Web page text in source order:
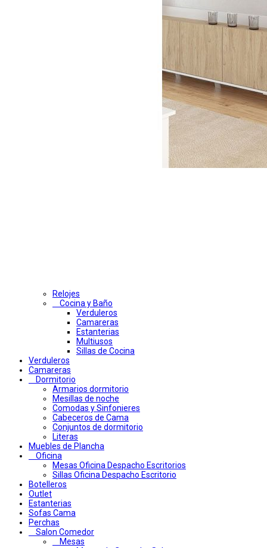
Relojes
Cocina y Baño
Verduleros
Camareras
Estanterias
Multiusos
Sillas de Cocina
Verduleros
Camareras
Dormitorio
Armarios dormitorio
Mesillas de noche
Comodas y Sinfonieres
Cabeceros de Cama
Conjuntos de dormitorio
Literas
Muebles de Plancha
Oficina
Mesas Oficina Despacho Escritorios
Sillas Oficina Despacho Escritorio
Botelleros
Outlet
Estanterias
Sofas Cama
Perchas
Salon Comedor
Mesas